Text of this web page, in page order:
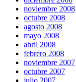
noviembre 2008
octubre 2008
agosto 2008
mayo 2008
abril 2008
febrero 2008
noviembre 2007
octubre 2007
julio 2007